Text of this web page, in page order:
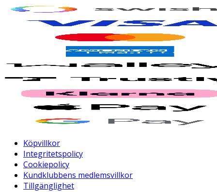
Köpvillkor
Integritetspolicy
Cookiepolicy
Kundklubbens medlemsvillkor
Tillgänglighet